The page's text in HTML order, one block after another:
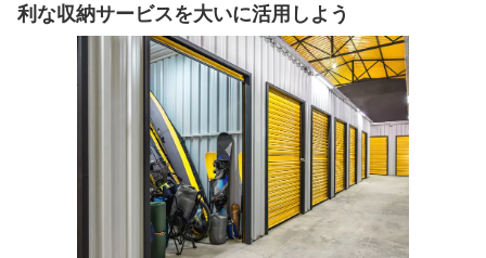
利な収納サービスを大いに活用しよう